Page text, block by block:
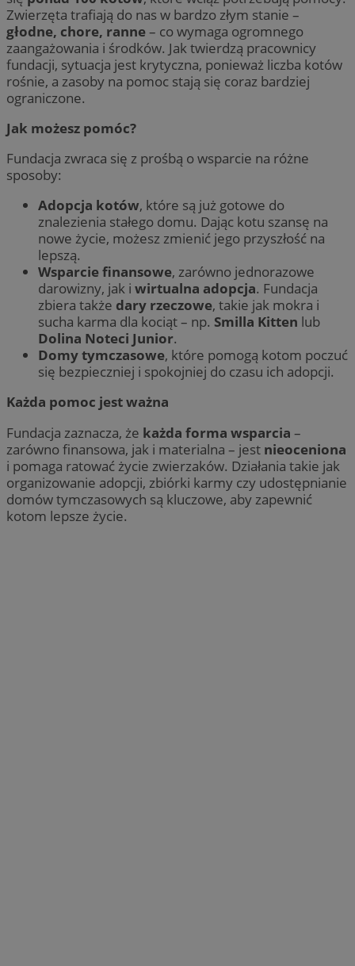
Zwierzęta trafiają do nas w bardzo złym stanie –
głodne, chore, ranne– co wymaga ogromnego
zaangażowania i środków. Jak twierdzą pracownicy
fundacji, sytuacja jest krytyczna, ponieważ liczba kotów
rośnie, a zasoby na pomoc stają się coraz bardziej
ograniczone.
Jak możesz pomóc?
Fundacja zwraca się z prośbą o wsparcie na różne
sposoby:
Adopcja kotów, które są już gotowe do
znalezienia stałego domu. Dając kotu szansę na
nowe życie, możesz zmienić jego przyszłość na
lepszą.
Wsparcie finansowe, zarówno jednorazowe
darowizny, jak i wirtualna adopcja. Fundacja
zbiera także dary rzeczowe, takie jak mokra i
sucha karma dla kociąt – np. Smilla Kitten lub
Dolina Noteci Junior.
Domy tymczasowe, które pomogą kotom poczuć
się bezpieczniej i spokojniej do czasu ich adopcji.
Każda pomoc jest ważna
Fundacja zaznacza, że każda forma wsparcia –
zarówno finansowa, jak i materialna – jest nieoceniona
i pomaga ratować życie zwierzaków. Działania takie jak
organizowanie adopcji, zbiórki karmy czy udostępnianie
domów tymczasowych są kluczowe, aby zapewnić
kotom lepsze życie.